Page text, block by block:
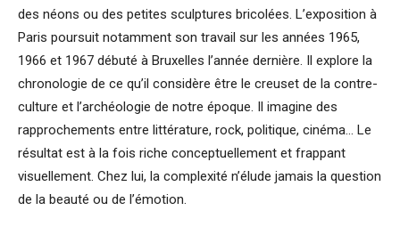
des néons ou des petites sculptures bricolées. L’exposition à
Paris poursuit notamment son travail sur les années 1965,
1966 et 1967 débuté à Bruxelles l’année dernière. Il explore la
chronologie de ce qu’il considère être le creuset de la contre-
culture et l’archéologie de notre époque. Il imagine des
rapprochements entre littérature, rock, politique, cinéma… Le
résultat est à la fois riche conceptuellement et frappant
visuellement. Chez lui, la complexité n’élude jamais la question
de la beauté ou de l’émotion.